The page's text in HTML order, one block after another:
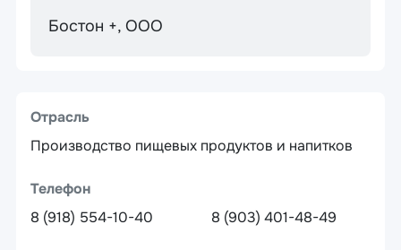
Отрасль
Производство пищевых продуктов и напитков
Телефон
8 (918) 554-10-40
8 (903) 401-48-49
Бостон +, ООО